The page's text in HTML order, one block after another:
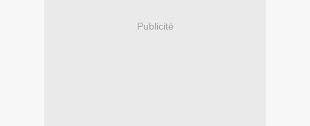
Publicité